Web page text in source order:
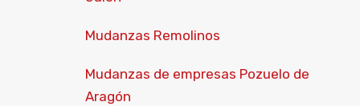
Mudanzas Remolinos
Mudanzas de empresas Pozuelo de
Aragón